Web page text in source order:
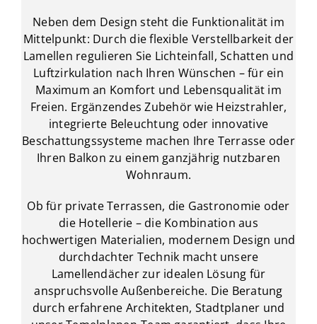
Neben dem Design steht die Funktionalität im
Mittelpunkt: Durch die flexible Verstellbarkeit der
Lamellen regulieren Sie Lichteinfall, Schatten und
Luftzirkulation nach Ihren Wünschen – für ein
Maximum an Komfort und Lebensqualität im
Freien. Ergänzendes Zubehör wie Heizstrahler,
integrierte Beleuchtung oder innovative
Beschattungssysteme machen Ihre Terrasse oder
Ihren Balkon zu einem ganzjährig nutzbaren
Wohnraum.
Ob für private Terrassen, die Gastronomie oder
die Hotellerie – die Kombination aus
hochwertigen Materialien, modernem Design und
durchdachter Technik macht unsere
Lamellendächer zur idealen Lösung für
anspruchsvolle Außenbereiche. Die Beratung
durch erfahrene Architekten, Stadtplaner und